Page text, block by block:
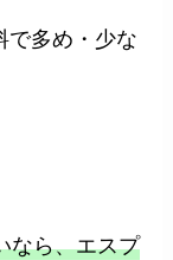
で多め・少な
なら、エスプ